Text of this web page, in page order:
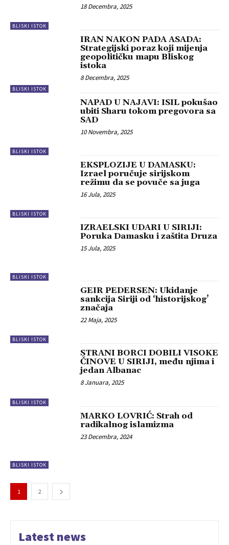
BLISKI ISTOK
18 Decembra, 2025
BLISKI ISTOK
IRAN NAKON PADA ASADA:
Strategijski poraz koji mijenja
geopolitičku mapu Bliskog
istoka
8 Decembra, 2025
BLISKI ISTOK
NAPAD U NAJAVI: ISIL pokušao
ubiti Sharu tokom pregovora sa
SAD
10 Novembra, 2025
BLISKI ISTOK
EKSPLOZIJE U DAMASKU:
Izrael poručuje sirijskom
režimu da se povuče sa juga
16 Jula, 2025
BLISKI ISTOK
IZRAELSKI UDARI U SIRIJI:
Poruka Damasku i zaštita Druza
15 Jula, 2025
BLISKI ISTOK
GEIR PEDERSEN: Ukidanje
sankcija Siriji od ‘historijskog’
značaja
22 Maja, 2025
BLISKI ISTOK
STRANI BORCI DOBILI VISOKE
ČINOVE U SIRIJI, među njima i
jedan Albanac
8 Januara, 2025
BLISKI ISTOK
MARKO LOVRIĆ: Strah od
radikalnog islamizma
23 Decembra, 2024
1 2
Latest news